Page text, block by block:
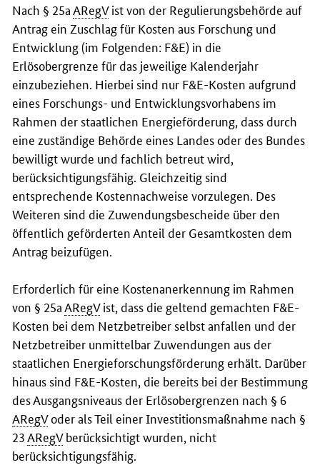
Nach § 25aARegVist von der Regulierungsbehörde auf
Antrag ein Zuschlag für Kosten aus Forschung und
Entwicklung (im Folgenden: F&E) in die
Erlösobergrenze für das jeweilige Kalenderjahr
einzubeziehen. Hierbei sind nur F&E-Kosten aufgrund
eines Forschungs- und Entwicklungsvorhabens im
Rahmen der staatlichen Energieförderung, dass durch
eine zuständige Behörde eines Landes oder des Bundes
bewilligt wurde und fachlich betreut wird,
berücksichtigungsfähig. Gleichzeitig sind
entsprechende Kostennachweise vorzulegen. Des
Weiteren sind die Zuwendungsbescheide über den
öffentlich geförderten Anteil der Gesamtkosten dem
Antrag beizufügen.
Erforderlich für eine Kostenanerkennung im Rahmen
von § 25aARegVist, dass die geltend gemachten F&E-
Kosten bei dem Netzbetreiber selbst anfallen und der
Netzbetreiber unmittelbar Zuwendungen aus der
staatlichen Energieforschungsförderung erhält. Darüber
hinaus sind F&E-Kosten, die bereits bei der Bestimmung
des Ausgangsniveaus der Erlösobergrenzen nach § 6
ARegVoder als Teil einer Investitionsmaßnahme nach §
23ARegVberücksichtigt wurden, nicht
berücksichtigungsfähig.